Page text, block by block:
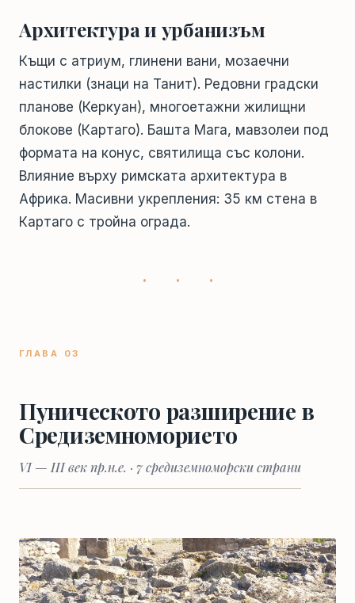
Архитектура и урбанизъм
Къщи с атриум, глинени вани, мозаечни
настилки (знаци на Танит). Редовни градски
планове (Керкуан), многоетажни жилищни
блокове (Картаго). Башта Мага, мавзолеи под
формата на конус, святилища със колони.
Влияние върху римската архитектура в
Африка. Масивни укрепления: 35 км стена в
Картаго с тройна ограда.
· · ·
ГЛАВА 03
Пуническото разширение в
Средиземноморието
VI — III век пр.н.е. · 7 средиземноморски страни